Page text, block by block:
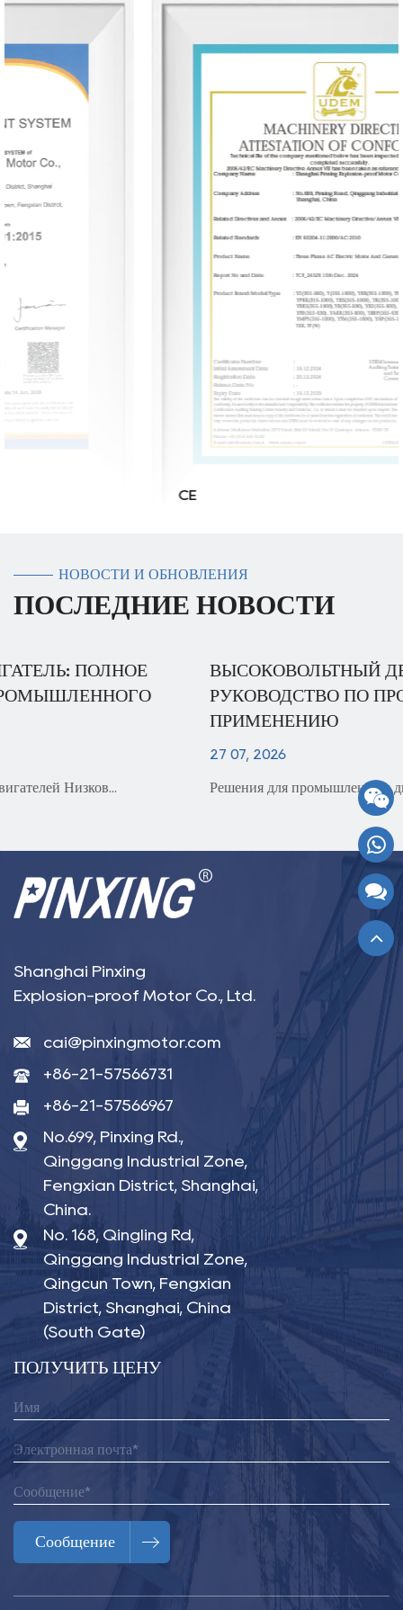
НОВОСТИ И ОБНОВЛЕНИЯ
ПОСЛЕДНИЕ НОВОСТИ
ВЫСОКОВОЛЬТНЫЙ ДВИГАТЕЛЬ: ПОЛНОЕ
РУКОВОДСТВО ПО ПРОМЫШЛЕННОМУ
Решения для промышленных двигателей Двигатель ...
Shanghai Pinxing
Explosion-proof Motor Co., Ltd.
cai@pinxingmotor.com
+86-21-57566731
+86-21-57566967
No.699, Pinxing Rd.,
Qinggang Industrial Zone,
Fengxian District, Shanghai,
China.
No. 168, Qingling Rd,
Qinggang Industrial Zone,
Qingcun Town, Fengxian
District, Shanghai, China
(South Gate)
ПОЛУЧИТЬ ЦЕНУ
Сообщение